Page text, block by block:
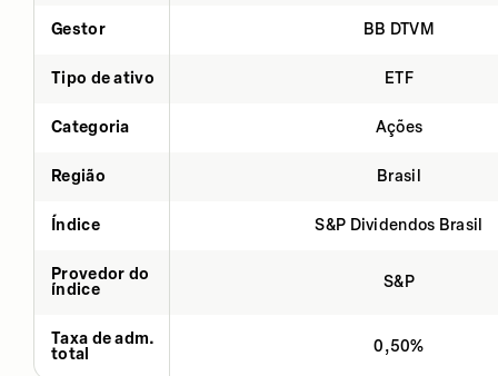
Gestor BB DTVM
Tipo de ativo ETF
Categoria Ações
Região Brasil
Índice S&P Dividendos Brasil
Provedor do
índice
S&P
Taxa de adm.
total
0,50%